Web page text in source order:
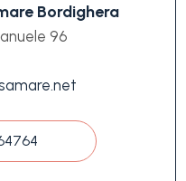
Bordighera
96